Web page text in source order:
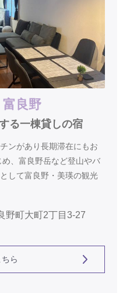
良野
る一棟貸しの宿
ンがあり長期滞在にもお
、富良野岳など登山やバ
して富良野・美瑛の観光
野町大町2丁目3-27
ら